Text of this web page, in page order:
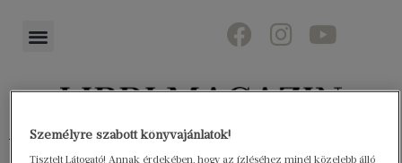
Könyvektől az olvasókig
Személyre szabott könyvajánlatok!
Tisztelt Látogató! Annak érdekében, hogy az ízléséhez minél közelebb álló